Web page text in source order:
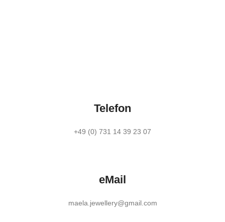
Telefon
+49 (0) 731 14 39 23 07
eMail
maela.jewellery@gmail.com